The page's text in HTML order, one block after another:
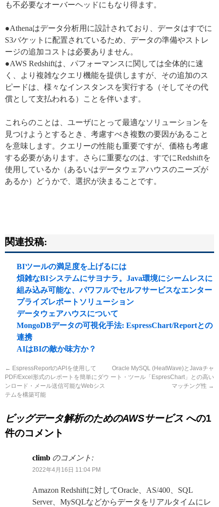
も不必要なオーバーヘッドにもなり得ます。
●Athenaはデータ分析用に設計されており、データはすでに
S3バケットに配置されているため、データの準備やストレ
ージの追加コストは必要ありません。
●AWS Redshiftは、パフォーマンスに関しては全体的に速
く、より複雑なクエリ機能を提供しますが、その追加のス
ピードは、様々なインスタンスを実行する（そしてその代
償として支払われる）ことを伴います。
これらのことは、ユーザにとって最適なソリューションを
見つけようとするとき、考慮すべき複数の要因があること
を意味します。クエリーの性能も重要ですが、価格も考慮
する必要があります。さらに重要なのは、すでにRedshiftを
使用しているか（あるいはデータウェアハウスのニーズが
あるか）どうかで、選択が決まることです。
関連投稿:
BIツールの満足度を上げるには
煩雑なBIシステムにサヨナラ。Java環境にシームレスに
組み込み可能な、パワフルでセルフサービスなエンター
プライズレポートソリューション
データウェアハウスについて
MongoDBデータの可視化手法: EspressChart/Reportとの
連携
AIはBIの敵か味方か？
← EspressReportのAPIを使用して
PDF/Excel形式のレポートを簡単にダウ
ンロード・メール送信可能なWebシス
テムを構築可能
Oracle MySQL (HeatWave)とJavaチャ
ート・ツール「EspresChart」との高い
マッチング性 →
ビッグデータ解析のためのAWSサービス への1
件のコメント
climb のコメント:
2022年4月16日 11:04 PM
Amazon Redshiftに対してOracle、AS/400、SQL
Server、MySQLなどからデータをリアルタイムにレ